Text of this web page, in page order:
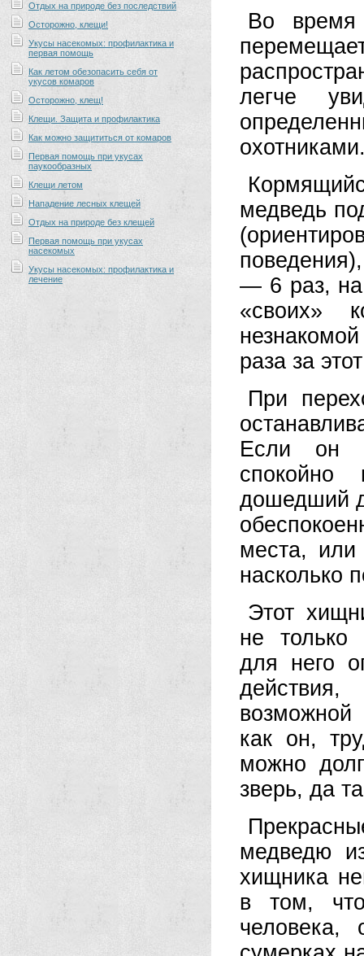
Отдых на природе без последствий
Осторожно, клещи!
Укусы насекомых: профилактика и
первая помощь
Как летом обезопасить себя от
укусов комаров
Осторожно, клещ!
Клещи. Защита и профилактика
Как можно защититься от комаров
Первая помощь при укусах
паукообразных
Клещи летом
Нападение лесных клещей
Отдых на природе без клещей
Первая помощь при укусах
насекомых
Укусы насекомых: профилактика и
лечение
Во время
легче
медведь
— 6 раз, на
раза за
При
Если он
спокойно
дошедший
места, или
насколько
Этот
не только
для него
возможной
как он,
можно
зверь, да
медведю
хищника
в том,
человека,